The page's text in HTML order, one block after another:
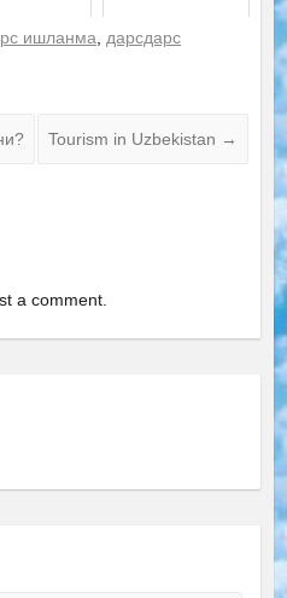
ишланма
дарсдарс
Tourism in Uzbekistan →
a comment.